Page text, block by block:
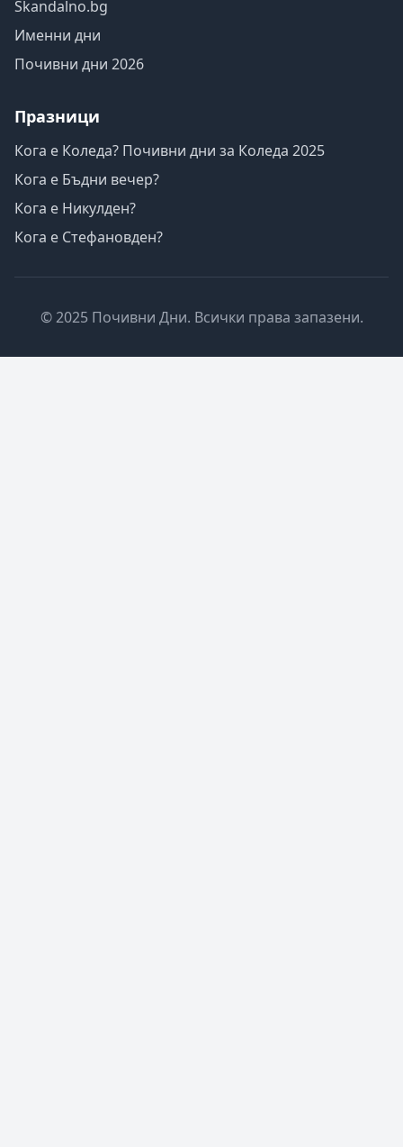
Skandalno.bg
Именни дни
Почивни дни 2026
Празници
Кога е Коледа? Почивни дни за Коледа 2025
Кога е Бъдни вечер?
Кога е Никулден?
Кога е Стефановден?
© 2025 Почивни Дни. Всички права запазени.